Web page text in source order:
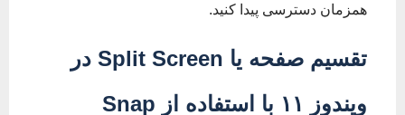
همزمان دسترسی پیدا کنید.
تقسیم صفحه یا Split Screen در
ویندوز ۱۱
با استفاده از Snap